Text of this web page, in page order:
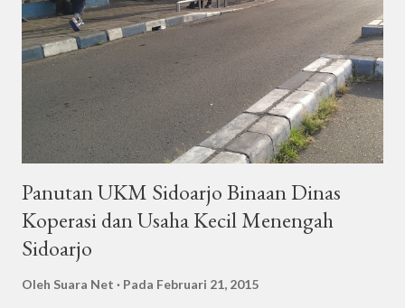
transaksi jual beli barang, selalu diperlukan pemindahan barang
dari penjual ke tempat pembeli. Banyak dalam transaksi jual beli
itu, barang diambil atau dibawa sendiri oleh pembeli dari toko
atau gudang penjual. Ada juga barang diantar oleh penjual ke
alamat pembeli ...
Panutan UKM Sidoarjo Binaan Dinas
Koperasi dan Usaha Kecil Menengah
Sidoarjo
Oleh Suara Net Pada Februari 21, 2015